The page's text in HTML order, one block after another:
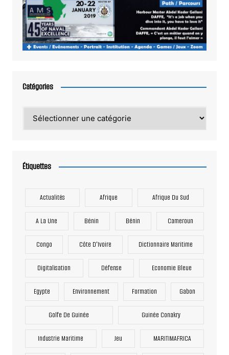
Catégories
Étiquettes
Actualités Afrique Afrique Du Sud
A La Une Bénin Bénin Cameroun
Congo Côte D'Ivoire Dictionnaire Maritime
Digitalisation Défense Economie Bleue
Egypte Environnement Formation Gabon
Golfe De Guinée Guinée Conakry
Industrie Maritime Jeu MARITIMAFRICA